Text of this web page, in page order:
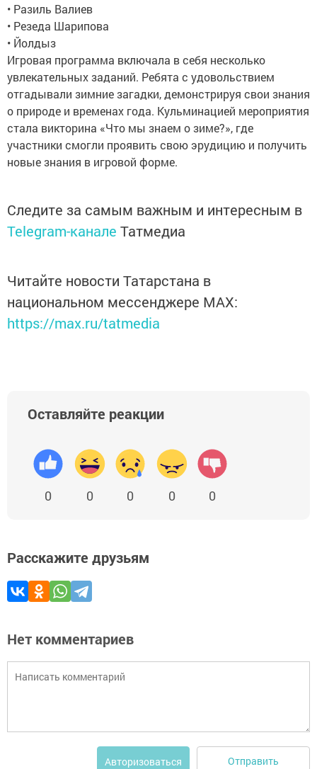
• Разиль Валиев
• Резеда Шарипова
• Йолдыз
Игровая программа включала в себя несколько
увлекательных заданий. Ребята с удовольствием
отгадывали зимние загадки, демонстрируя свои знания
о природе и временах года. Кульминацией мероприятия
стала викторина «Что мы знаем о зиме?», где
участники смогли проявить свою эрудицию и получить
новые знания в игровой форме.
Следите за самым важным и интересным в
Telegram-канале Татмедиа
Читайте новости Татарстана в
национальном мессенджере MАХ:
https://max.ru/tatmedia
Оставляйте реакции
0 0 0 0 0
Расскажите друзьям
Нет комментариев
Авторизоваться Отправить